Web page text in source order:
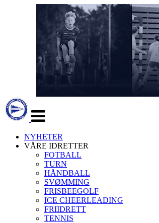
navigasjon
NYHETER
VÅRE IDRETTER
FOTBALL
TURN
HÅNDBALL
SVØMMING
FRISBEEGOLF
ICE CHEERLEADING
FRIIDRETT
TENNIS